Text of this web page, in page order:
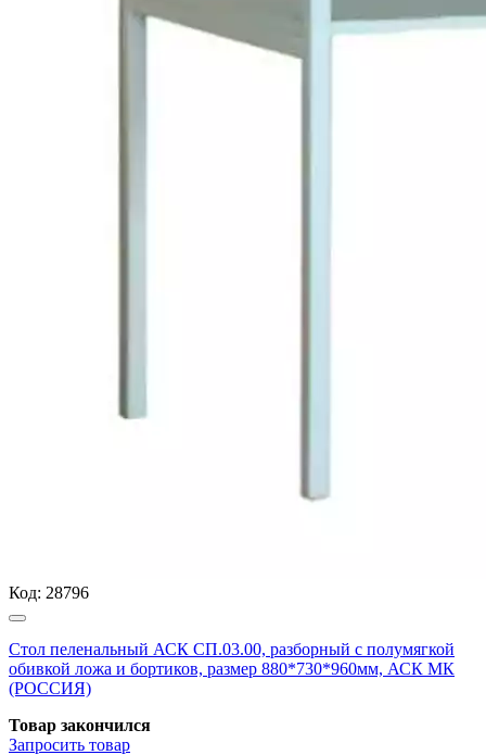
Код: 28796
Стол пеленальный АСК СП.03.00, разборный с полумягкой
обивкой ложа и бортиков, размер 880*730*960мм, АСК МК
(РОССИЯ)
Товар закончился
Запросить товар